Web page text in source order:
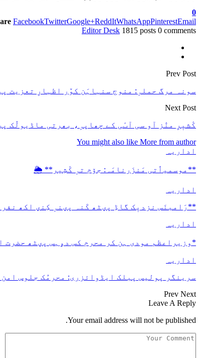
0
FacebookTwitterGoogle+ReddItWhatsAppPinterestEmail
Editor Desk 1815 posts 0 comments
Prev Post
سونہ مرگ حملہٕ: منوج سنہاہَن کوٚر اظہارِ تعزیت
Next Post
کٔشیٖرِ منٛز آو سی آٮٔی کے چھاپہٕ، بھرتی ماڈیولُک
You might also like More from author
اداریہ
**موسمیٲتی مَنزَرنامَہ: جۆم تہٕ کٔشِیر** 🌦️
اداریہ
**رَامبنَس نزدیٖک گاڈِ پؠٹھ کَنہ پؠنہٕ کِنؠ اکھ
اداریہ
*وزیراعظم مودی ہن کر محرم کس دۄہس پؠٹھ
اداریہ
سرینگر پولیس پبلک ایڈوائزری: محرمُک جلوس
Prev Next
Leave A Reply
Your email address will not be published.